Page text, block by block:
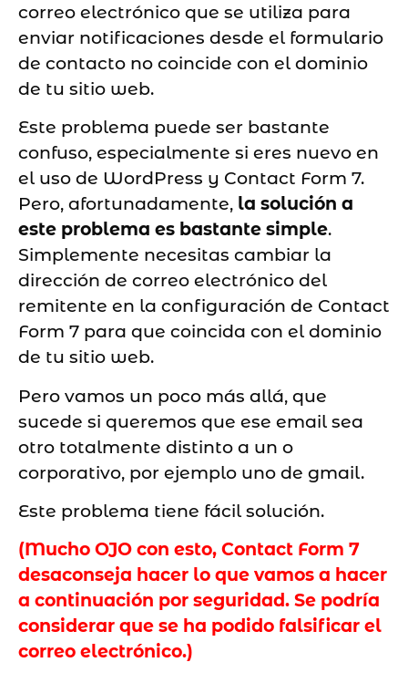
correo electrónico que se utiliza para
enviar notificaciones desde el formulario
de contacto no coincide con el dominio
de tu sitio web.
Este problema puede ser bastante
confuso, especialmente si eres nuevo en
el uso de WordPress y Contact Form 7.
Pero, afortunadamente, la solución a
este problema es bastante simple.
Simplemente necesitas cambiar la
dirección de correo electrónico del
remitente en la configuración de Contact
Form 7 para que coincida con el dominio
de tu sitio web.
Pero vamos un poco más allá, que
sucede si queremos que ese email sea
otro totalmente distinto a un o
corporativo, por ejemplo uno de gmail.
Este problema tiene fácil solución.
(Mucho OJO con esto, Contact Form 7
desaconseja hacer lo que vamos a hacer
a continuación por seguridad. Se podría
considerar que se ha podido falsificar el
correo electrónico.)